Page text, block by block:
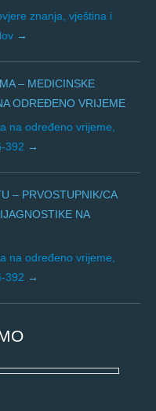
znanja, vještina i
– MEDICINSKE
ODREĐENO VRIJEME
na određeno vrijeme,
392
– PRVOSTUPNIK/CA
NA
na određeno vrijeme,
392